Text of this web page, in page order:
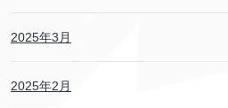
2025年3月
2025年2月